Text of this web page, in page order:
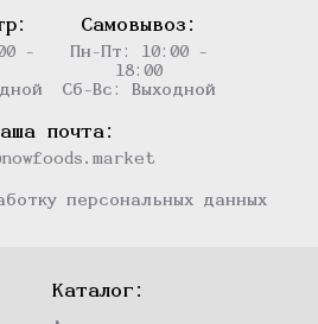
-
Самовывоз:
Пн-Пт: 10:00 -
18:00
Сб-Вс: Выходной
почта:
персональных данных
Каталог: